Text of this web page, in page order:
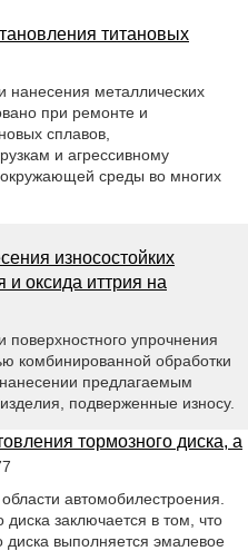
титановых
нанесения металлических
при ремонте и
сплавов,
и агрессивному
среды во многих
износостойких
оксида иттрия на
поверхностного упрочнения
комбинированной обработки
предлагаемым
подверженные износу.
тормозного диска, а
автомобилестроения.
диска заключается в том, что
диска выполняется эмалевое